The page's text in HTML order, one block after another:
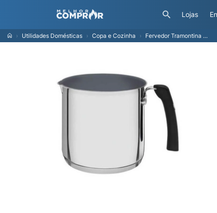
Lojas
Utilidades Domésticas Copa e Cozinha Fervedor Tramontina Solar Ceramic 2 Litros Em Inox Com Interior Cerâmico